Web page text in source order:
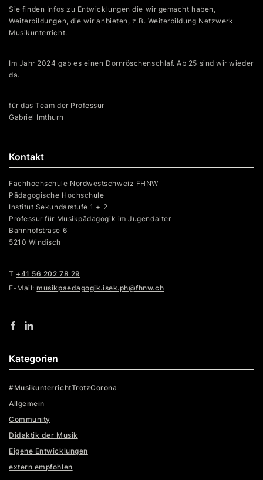
Kontakt
Fachhochschule Nordwestschweiz FHNW
Pädagogische Hochschule
Institut Sekundarstufe 1 + 2
Professur für Musikpädagogik im Jugendalter
Bahnhofstrase 6
5210 Windisch
T +41 56 202 78 29
E-Mail:musikpaedagogik.isek.ph@fhnw.ch
Sie finden Infos zu Entwicklungen die wir gemacht haben,
Weiterbildungen, die wir anbieten, z.B. Weiterbildung Netzwerk
Musikunterricht.
Im Jahr 2024 gab es einen Dornröschenschlaf. Ab 25 sind wir wieder
da.
für das Team der Professur
Gabriel Imthurn
Kategorien
#MusikunterrichtTrotzCorona
Allgemein
Community
Didaktik der Musik
Eigene Entwicklungen
extern empfohlen